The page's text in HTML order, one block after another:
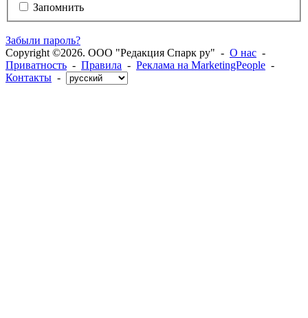
Запомнить
Забыли пароль?
Copyright ©2026. ООО "Редакция Спарк ру" - О нас -
Приватность - Правила - Реклама на MarketingPeople -
Контакты -